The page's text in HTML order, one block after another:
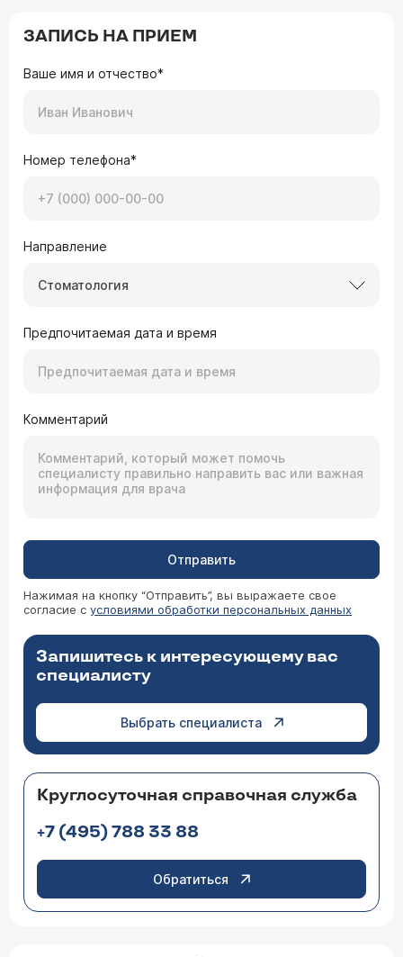
лишнего лечения. Видно, что у врача
приходят сами.
ЗАПИСЬ НА ПРИЕМ
Ваше имя и отчество*
Номер телефона*
Направление
Стоматология
Предпочитаемая дата и время
Комментарий
Отправить
Нажимая на кнопку “Отправить”, вы выражаете свое
согласие с условиями обработки персональных данных
Запишитесь к интересующему вас
специалисту
Выбрать специалиста
Круглосуточная справочная служба
+7 (495) 788 33 88
Обратиться